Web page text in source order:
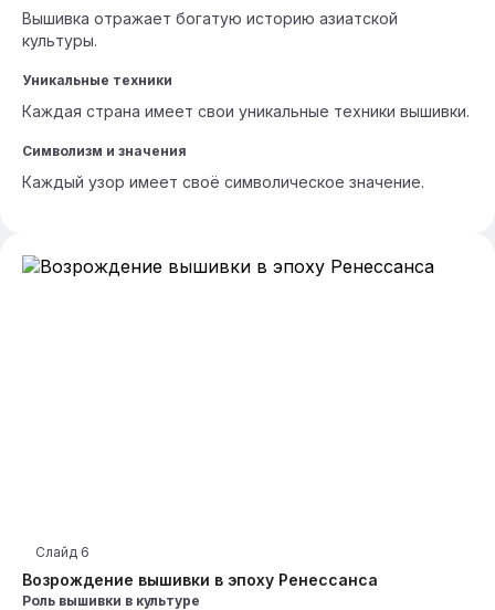
Вышивка отражает богатую историю азиатской
культуры.
Уникальные техники
Каждая страна имеет свои уникальные техники вышивки.
Символизм и значения
Каждый узор имеет своё символическое значение.
Возрождение вышивки в эпоху Ренессанса
Слайд 6
Роль вышивки в культуре